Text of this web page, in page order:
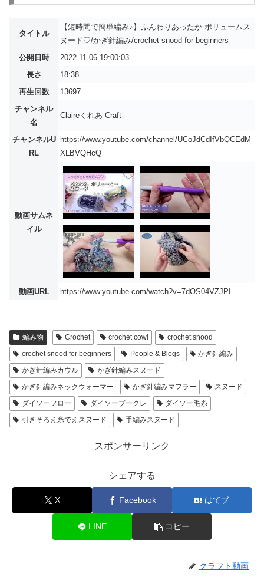
タイトル
【短時間で簡単編み♪】ふんわりあったか ボリュームス
ヌード♡/かぎ針編み/crochet snood for beginners
公開日時
2022-11-06 19:00:03
長さ
18:38
再生回数
13697
チャンネル
名
Claireくれあ Craft
チャンネルU
RL
https://www.youtube.com/channel/UCoJdCdIfVbQCEdM
XLBVQHcQ
動画サムネ
イル
動画URL https://www.youtube.com/watch?v=7dOS04VZJPI
編み物 Crochet crochet cowl
crochet snood
crochet snood for beginners
People & Blogs
かぎ針編み
かぎ針編みカウル
かぎ針編みスヌード
かぎ針編みネックウォーマー
かぎ針編みマフラー
スヌード
ダイソーフロー
ダイソーブークレ
ダイソー毛糸
引きそろえ糸でえスヌード
手編みスヌード
スポンサーリンク
シェアする
X Facebook はてブ
LINE コピー
クラフト動画